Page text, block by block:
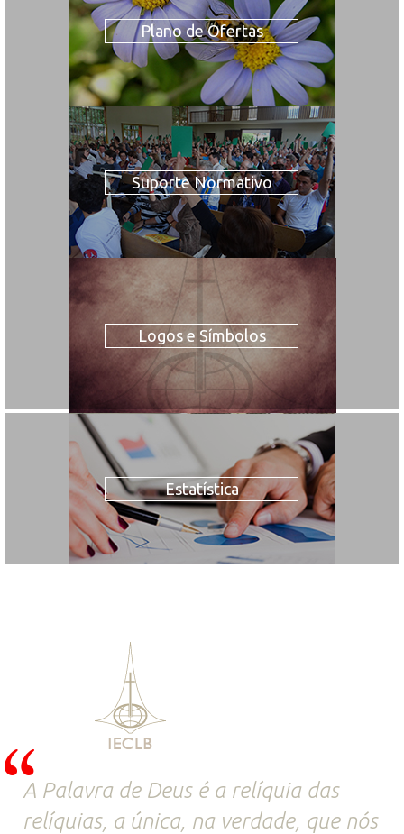
Plano de Ofertas
Suporte Normativo
Logos e Símbolos
Estatística
A Palavra de Deus é a relíquia das
relíquias, a única, na verdade, que nós